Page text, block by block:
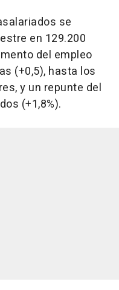
se
en 129.200
del empleo
(+0,5), hasta los
y un repunte del
(+1,8%).